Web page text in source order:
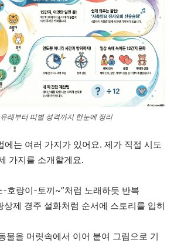
래부터 띠별 성격까지 한눈에 정리
에는 여러 가지가 있어요. 제가 직접 시도
가지를 소개할게요.
-호랑이-토끼~”처럼 노래하듯 반복
상제 경주 설화처럼 순서에 스토리를 입히
물을 머릿속에서 이어 붙여 그림으로 기